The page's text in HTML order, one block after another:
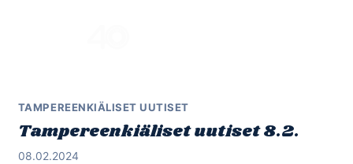
TAMPEREENKIÄLISET UUTISET
Tampereenkiäliset uutiset 8.2.
08.02.2024